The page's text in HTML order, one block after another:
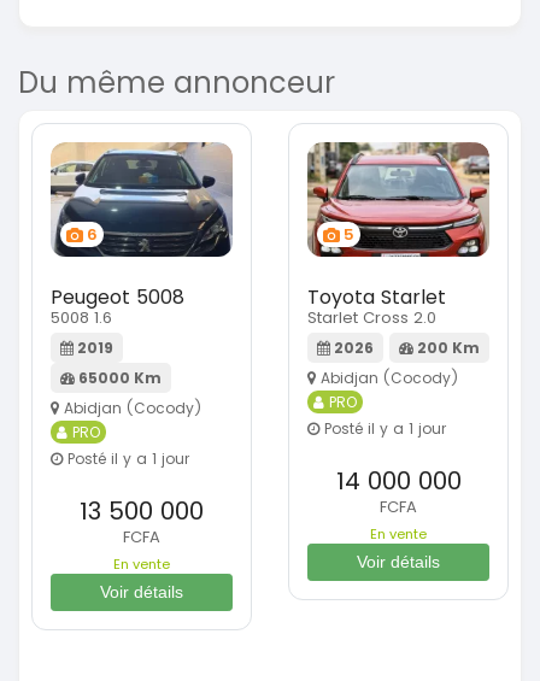
Du même annonceur
6
Peugeot 5008
5008 1.6
2019
65000 Km
Abidjan (Cocody)
PRO
Posté il y a 1 jour
13 500 000
FCFA
En vente
Voir détails
5
Toyota Starlet
Starlet Cross 2.0
2026
200 Km
Abidjan (Cocody)
PRO
Posté il y a 1 jour
14 000 000
FCFA
En vente
Voir détails